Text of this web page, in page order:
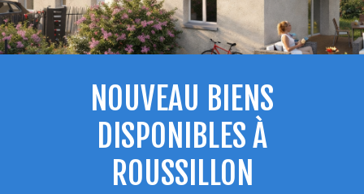
NOUVEAU BIENS
DISPONIBLES À
ROUSSILLON